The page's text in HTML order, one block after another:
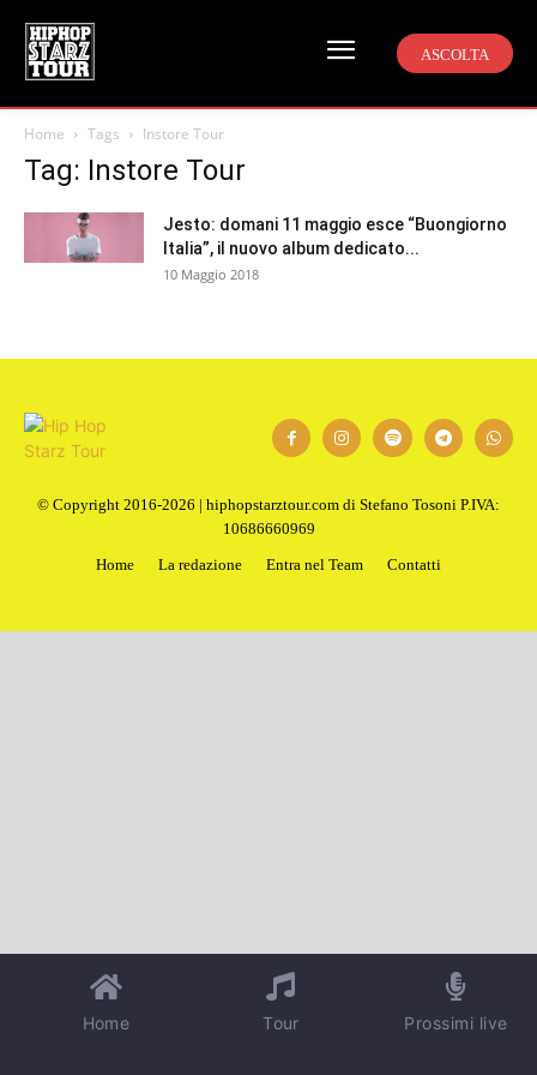
ASCOLTA
Home Tags Instore Tour
Tag: Instore Tour
Jesto: domani 11 maggio esce “Buongiorno
Italia”, il nuovo album dedicato...
10 Maggio 2018
© Copyright 2016-2026 | hiphopstarztour.com di Stefano Tosoni P.IVA:
10686660969
Home
La redazione Entra nel Team Contatti
Home Tour Prossimi live